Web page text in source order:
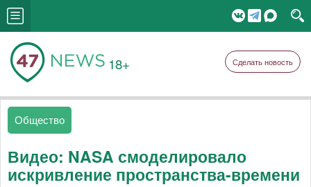
18+ Сделать новость
Общество
Видео: NASA смоделировало
искривление пространства-времени